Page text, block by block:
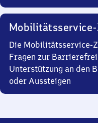
Die Mobilitätsservice-
Fragen zur
Unterstützung an den
oder Aussteigen